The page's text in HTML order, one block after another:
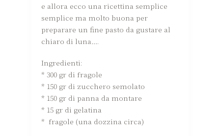
e allora ecco una ricettina semplice
semplice ma molto buona per
preparare un fine pasto da gustare al
chiaro di luna….
Ingredienti:
* 300 gr di fragole
* 150 gr di zucchero semolato
* 150 gr di panna da montare
* 15 gr di gelatina
* fragole (una dozzina circa)